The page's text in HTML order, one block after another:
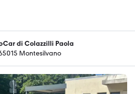
di Colazzilli Paola
Montesilvano